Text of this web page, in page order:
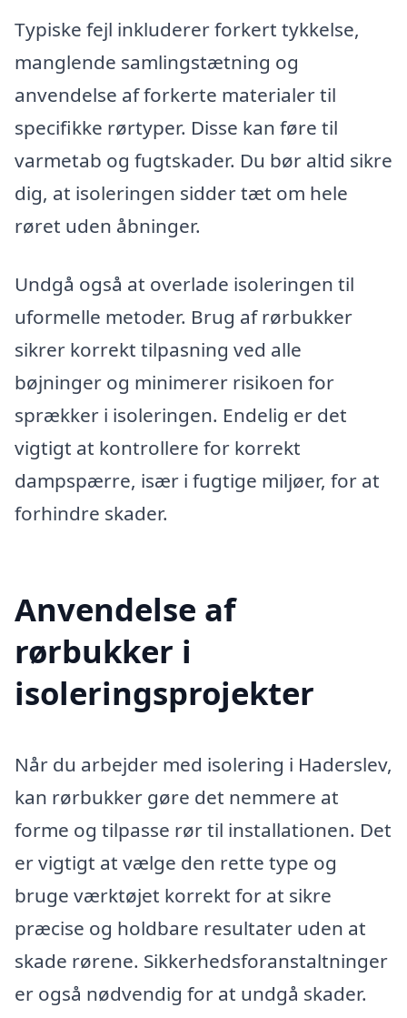
Typiske fejl inkluderer forkert tykkelse,
manglende samlingstætning og
anvendelse af forkerte materialer til
specifikke rørtyper. Disse kan føre til
varmetab og fugtskader. Du bør altid sikre
dig, at isoleringen sidder tæt om hele
røret uden åbninger.
Undgå også at overlade isoleringen til
uformelle metoder. Brug af rørbukker
sikrer korrekt tilpasning ved alle
bøjninger og minimerer risikoen for
sprækker i isoleringen. Endelig er det
vigtigt at kontrollere for korrekt
dampspærre, især i fugtige miljøer, for at
forhindre skader.
Anvendelse af
rørbukker i
isoleringsprojekter
Når du arbejder med isolering i Haderslev,
kan rørbukker gøre det nemmere at
forme og tilpasse rør til installationen. Det
er vigtigt at vælge den rette type og
bruge værktøjet korrekt for at sikre
præcise og holdbare resultater uden at
skade rørene. Sikkerhedsforanstaltninger
er også nødvendig for at undgå skader.